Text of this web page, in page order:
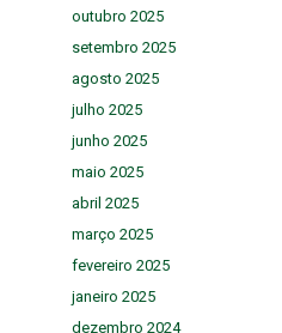
outubro 2025
setembro 2025
agosto 2025
julho 2025
junho 2025
maio 2025
abril 2025
março 2025
fevereiro 2025
janeiro 2025
dezembro 2024